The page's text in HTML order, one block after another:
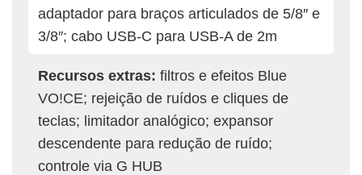
adaptador para braços articulados de 5/8″ e
3/8″; cabo USB-C para USB-A de 2m
Recursos extras: filtros e efeitos Blue
VO!CE; rejeição de ruídos e cliques de
teclas; limitador analógico; expansor
descendente para redução de ruído;
controle via G HUB